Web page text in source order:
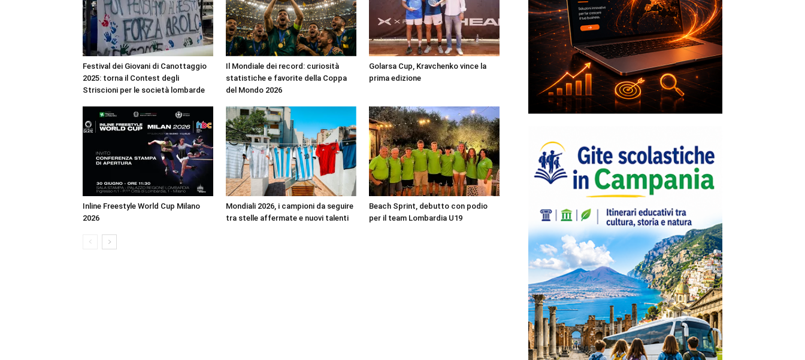
Festival dei Giovani di Canottaggio
2025: torna il Contest degli
Striscioni per le società lombarde
Il Mondiale dei record: curiosità
statistiche e favorite della Coppa
del Mondo 2026
Golarsa Cup, Kravchenko vince la
prima edizione
Inline Freestyle World Cup Milano
2026
Mondiali 2026, i campioni da seguire
tra stelle affermate e nuovi talenti
Beach Sprint, debutto con podio
per il team Lombardia U19